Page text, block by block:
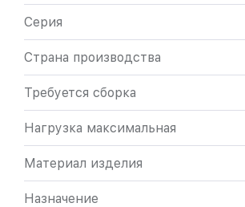
Серия
Страна производства
Требуется сборка
Нагрузка максимальная
Материал изделия
Назначение